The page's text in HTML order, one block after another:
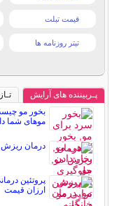
قیمت تبلت
تیتر روزنامه ها
پـربیننده های آرایش
بخور مو
موهای شما
درمان ریزش
ارزان قیمت